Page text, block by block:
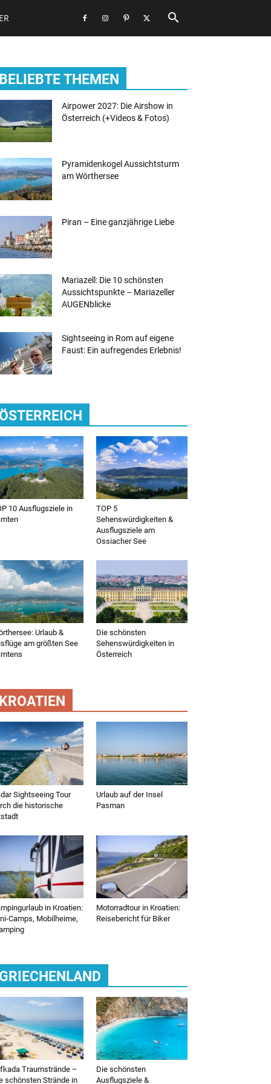
THEMEN
Airpower 2027: Die Airshow in
Österreich (+Videos & Fotos)
Pyramidenkogel Aussichtsturm
am Wörthersee
Piran – Eine ganzjährige Liebe
Mariazell: Die 10 schönsten
Aussichtspunkte – Mariazeller
AUGENblicke
Sightseeing in Rom auf eigene
Faust: Ein aufregendes Erlebnis!
10 Ausflugsziele in
TOP 5
Sehenswürdigkeiten &
Ausflugsziele am
Ossiacher See
Urlaub &
am größten See
Die schönsten
Sehenswürdigkeiten in
Österreich
Sightseeing Tour
die historische
Urlaub auf der Insel
Pasman
in Kroatien:
Camps, Mobilheime,
Motorradtour in Kroatien:
Reisebericht für Biker
Traumstrände –
schönsten Strände in
Die schönsten
Ausflugsziele &